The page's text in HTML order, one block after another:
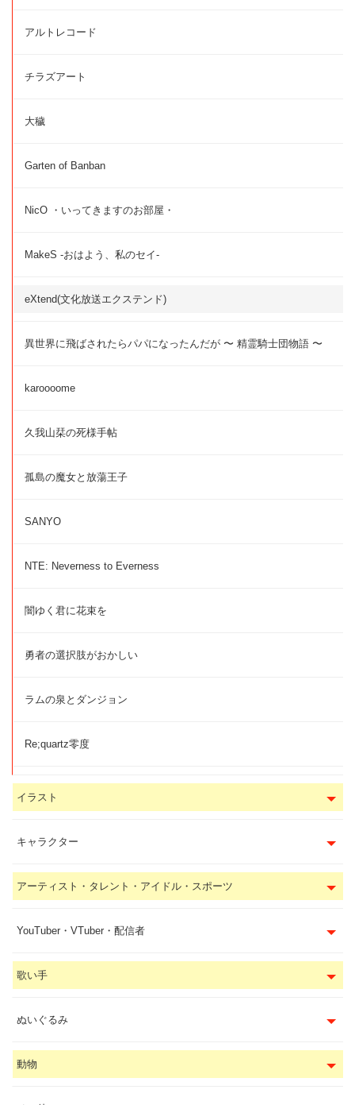
アルトレコード
チラズアート
大穢
Garten of Banban
NicO ・いってきますのお部屋・
MakeS -おはよう、私のセイ-
eXtend(文化放送エクステンド)
異世界に飛ばされたらパパになったんだが 〜 精霊騎士団物語 〜
karoooome
久我山栞の死様手帖
孤島の魔女と放蕩王子
SANYO
NTE: Neverness to Everness
闇ゆく君に花束を
勇者の選択肢がおかしい
ラムの泉とダンジョン
Re;quartz零度
イラスト
キャラクター
アーティスト・タレント・アイドル・スポーツ
YouTuber・VTuber・配信者
歌い手
ぬいぐるみ
動物